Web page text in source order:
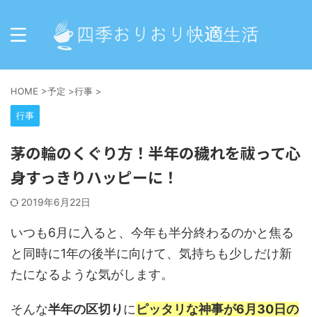
HOME >予定 >行事 >
行事
茅の輪のくぐり方！半年の穢れを祓って心
身すっきりハッピーに！
2019年6月22日
いつも6月に入ると、今年も半分終わるのかと焦る
と同時に1年の後半に向けて、気持ちも少しだけ新
たになるような気がします。
そんな半年の区切りに ピッタリな神事が6月30日の